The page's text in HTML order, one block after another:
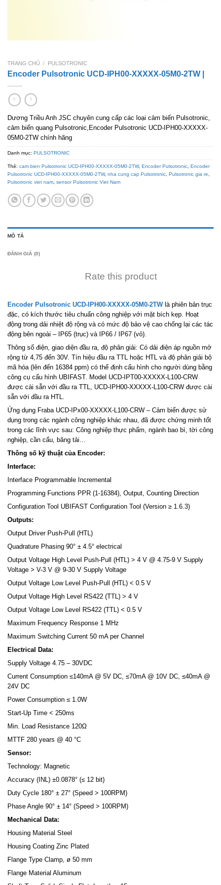
TRANG CHỦ / PULSOTRONIC
Encoder Pulsotronic UCD-IPH00-XXXXX-05M0-2TW |
Dương Triều Anh JSC chuyên cung cấp các loại cảm biến Pulsotronic,
cảm biến quang Pulsotronic,Encoder Pulsotronic UCD-IPH00-XXXXX-
05M0-2TW chính hãng
Danh mục: PULSOTRONIC
Thẻ: cam bien Pulsotronic UCD-IPH00-XXXXX-05M0-2TW, Encoder Pulsotronic Encoder
Pulsotronic UCD-IPH00-XXXXX-05M0-2TW, nha cung cap Pulsotronic Pulsotronic gia re
Pulsotronic viet nam sensor Pulsotronic Viet Nam
MÔ TẢ
ĐÁNH GIÁ (0)
Rate this product
Encoder Pulsotronic UCD-IPH00-XXXXX-05M0-2TWlà phiên bản trục
đặc, có kích thước tiêu chuẩn công nghiệp với mặt bích kẹp. Hoạt
động trong dải nhiệt độ rộng và có mức độ bảo vệ cao chống lại các tác
động bên ngoài – IP65 (trục) và IP66 / IP67 (vỏ).
Thông số điện, giao diện đầu ra, độ phân giải: Có dải điện áp nguồn mở
rộng từ 4,75 đến 30V. Tín hiệu đầu ra TTL hoặc HTL và độ phân giải bộ
mã hóa (lên đến 16384 ppm) có thể định cấu hình cho người dùng bằng
công cụ cấu hình UBIFAST. Model UCD-IPT00-XXXXX-L100-CRW
được cài sẵn với đầu ra TTL, UCD-IPH00-XXXXX-L100-CRW được cài
sẵn với đầu ra HTL.
Ứng dụng Fraba UCD-IPx00-XXXXX-L100-CRW – Cảm biến được sử
dụng trong các ngành công nghiệp khác nhau, đã được chứng minh tốt
trong các lĩnh vực sau: Công nghiệp thực phẩm, ngành bao bì, tời công
nghiệp, cần cẩu, băng tải…
Thông số kỹ thuật của Encoder:
Interface:
Interface Programmable Incremental
Programming Functions PPR (1-16384), Output, Counting Direction
Configuration Tool UBIFAST Configuration Tool (Version ≥ 1.6.3)
Outputs:
Output Driver Push-Pull (HTL)
Quadrature Phasing 90° ± 4.5° electrical
Output Voltage High Level Push-Pull (HTL) > 4 V @ 4.75-9 V Supply
Voltage > V-3 V @ 9-30 V Supply Voltage
Output Voltage Low Level Push-Pull (HTL) < 0.5 V
Output Voltage High Level RS422 (TTL) > 4 V
Output Voltage Low Level RS422 (TTL) < 0.5 V
Maximum Frequency Response 1 MHz
Maximum Switching Current 50 mA per Channel
Electrical Data:
Supply Voltage 4.75 – 30VDC
Current Consumption ≤140mA @ 5V DC, ≤70mA @ 10V DC, ≤40mA @
24V DC
Power Consumption ≤ 1.0W
Start-Up Time < 250ms
Min. Load Resistance 120Ω
MTTF 280 years @ 40 °C
Sensor:
Technology: Magnetic
Accuracy (INL) ±0.0878° (≤ 12 bit)
Duty Cycle 180° ± 27° (Speed > 100RPM)
Phase Angle 90° ± 14° (Speed > 100RPM)
Mechanical Data:
Housing Material Steel
Housing Coating Zinc Plated
Flange Type Clamp, ø 50 mm
Flange Material Aluminum